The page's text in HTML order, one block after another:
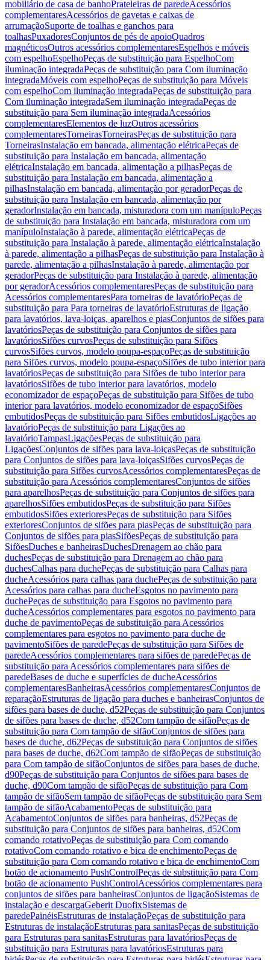
mobiliário de casa de banhoPrateleiras de paredeAcessórios
complementaresAcessórios de gavetas e caixas de
arrumaçãoSuporte de toalhas e ganchos para
toalhasPuxadoresConjuntos de pés de apoioQuadros
magnéticosOutros acessórios complementaresEspelhos e móveis
com espelhoEspelhoPeças de substituição para EspelhoCom
iluminação integradaPeças de substituição para Com iluminação
integradaMóveis com espelhoPeças de substituição para Móveis
com espelhoCom iluminação integradaPeças de substituição para
Com iluminação integradaSem iluminação integradaPeças de
substituição para Sem iluminação integradaAcessórios
complementaresElementos de luzOutros acessórios
complementaresTorneirasTorneirasPeças de substituição para
TorneirasInstalação em bancada, alimentação elétricaPeças de
substituição para Instalação em bancada, alimentação
elétricaInstalação em bancada, alimentação a pilhasPeças de
substituição para Instalação em bancada, alimentação a
pilhasInstalação em bancada, alimentação por geradorPeças de
substituição para Instalação em bancada, alimentação por
geradorInstalação em bancada, misturadora com um manípuloPeças
de substituição para Instalação em bancada, misturadora com um
manípuloInstalação à parede, alimentação elétricaPeças de
substituição para Instalação à parede, alimentação elétricaInstalação
à parede, alimentação a pilhasPeças de substituição para Instalação à
parede, alimentação a pilhasInstalação à parede, alimentação por
geradorPeças de substituição para Instalação à parede, alimentação
por geradorAcessórios complementaresPeças de substituição para
Acessórios complementaresPara torneiras de lavatórioPeças de
substituição para Para torneiras de lavatórioEstruturas de ligação
para lavatórios, lava-loiças, aparelhos e piasConjuntos de sifões para
lavatóriosPeças de substituição para Conjuntos de sifões para
lavatóriosSifões curvosPeças de substituição para Sifões
curvosSifões curvos, modelo poupa-espaçoPeças de substituição
para Sifões curvos, modelo poupa-espaçoSifões de tubo interior para
lavatóriosPeças de substituição para Sifões de tubo interior para
lavatóriosSifões de tubo interior para lavatórios, modelo
economizador de espaçoPeças de substituição para Sifões de tubo
interior para lavatórios, modelo economizador de espaçoSifões
embutidosPeças de substituição para Sifões embutidosLigações ao
lavatórioPeças de substituição para Ligações ao
lavatórioTampasLigaçõesPeças de substituição para
LigaçõesConjuntos de sifões para lava-loiçasPeças de substituição
para Conjuntos de sifões para lava-loiçasSifões curvosPeças de
substituição para Sifões curvosAcessórios complementaresPeças de
substituição para Acessórios complementaresConjuntos de sifões
para aparelhosPeças de substituição para Conjuntos de sifões para
aparelhosSifões embutidosPeças de substituição para Sifões
embutidosSifões exterioresPeças de substituição para Sifões
exterioresConjuntos de sifões para piasPeças de substituição para
Conjuntos de sifões para piasSifõesPeças de substituição para
SifõesDuches e banheirasDuchesDrenagem ao chão para
duchesPeças de substituição para Drenagem ao chão para
duchesCalhas para duchePeças de substituição para Calhas para
ducheAcessórios para calhas para duchePeças de substituição para
Acessórios para calhas para ducheEsgotos no pavimento para
duchePeças de substituição para Esgotos no pavimento para
ducheAcessórios complementares para esgotos no pavimento para
duche de pavimentoPeças de substituição para Acessórios
complementares para esgotos no pavimento para duche de
pavimentoSifões de paredePeças de substituição para Sifões de
paredeAcessórios complementares para sifões de paredePeças de
substituição para Acessórios complementares para sifões de
paredeBases de duche e superfícies de ducheAcessórios
complementaresBanheirasAcessórios complementaresConjuntos de
reparaçãoEstruturas de ligação para duches e banheirasConjuntos de
sifões para bases de duche, d52Peças de substituição para Conjuntos
de sifões para bases de duche, d52Com tampão de sifãoPeças de
substituição para Com tampão de sifãoConjuntos de sifões para
bases de duche, d62Peças de substituição para Conjuntos de sifões
para bases de duche, d62Com tampão de sifãoPeças de substituição
para Com tampão de sifãoConjuntos de sifões para bases de duche,
d90Peças de substituição para Conjuntos de sifões para bases de
duche, d90Com tampão de sifãoPeças de substituição para Com
tampão de sifãoSem tampão de sifãoPeças de substituição para Sem
tampão de sifãoAcabamentoPeças de substituição para
AcabamentoConjuntos de sifões para banheiras, d52Peças de
substituição para Conjuntos de sifões para banheiras, d52Com
comando rotativoPeças de substituição para Com comando
rotativoCom comando rotativo e bica de enchimentoPeças de
substituição para Com comando rotativo e bica de enchimentoCom
botão de acionamento PushControlPeças de substituição para Com
botão de acionamento PushControlAcessórios complementares para
conjuntos de sifões para banheirasConjuntos de ligaçãoSistemas de
instalação e descargaGeberit DuofixSistemas de
paredePainéisEstruturas de instalaçãoPeças de substituição para
Estruturas de instalaçãoEstruturas para sanitasPeças de substituição
para Estruturas para sanitasEstruturas para lavatóriosPeças de
substituição para Estruturas para lavatóriosEstruturas para